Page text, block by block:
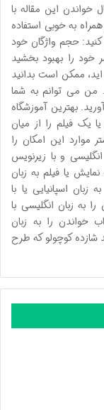
این مقاله با
به خوبی استفاده
حجم واژگان خود
خود را بهبود بخشید
ممکن است بدانید
من می توانم به شما
بهترین آموزشگاه
یک فیلم را از میان
موارد این امکان را
و با زیرنویس
یا فیلم به زبان
زبان اسپانیایی یا با
به زبان انگلیسی با
خواندن را به زبان
شازده کوچولو که طرح